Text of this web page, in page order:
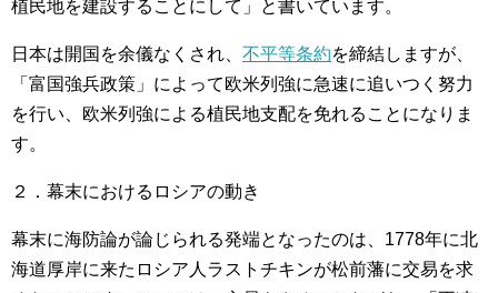
植民地を建設することにして」と書いています。
日本は開国を余儀なくされ、 不平等条約を締結しますが、
「富国強兵政策」によって欧米列強に急速に追いつく努力
を行い、欧米列強による植民地支配を免れることになりま
す。
２．幕末におけるロシアの動き
幕末に海防論が論じられる発端となったのは、1778年に北
海道厚岸に来たロシア人ラストチキンが松前藩に交易を求